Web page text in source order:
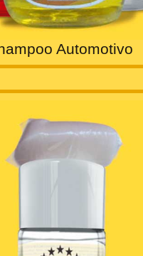
Automotivo